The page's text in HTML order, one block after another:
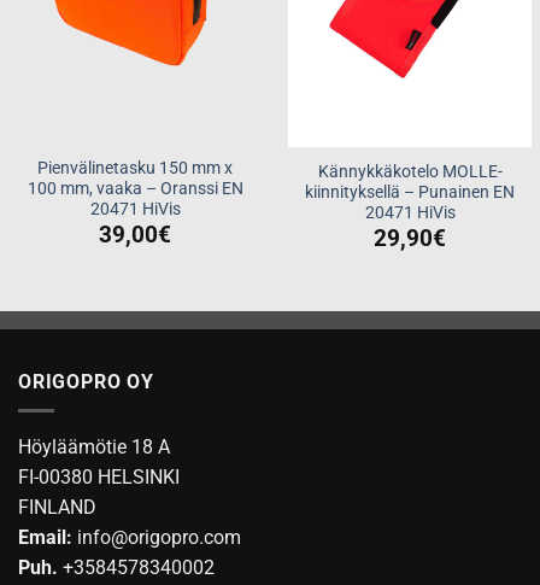
Pienvälinetasku 150 mm x
100 mm, vaaka – Oranssi EN
20471 HiVis
39,00€
Kännykkäkotelo MOLLE-
kiinnityksellä – Punainen EN
20471 HiVis
29,90€
ORIGOPRO OY
Höyläämötie 18 A
FI-00380 HELSINKI
FINLAND
Email: info@origopro.com
Puh. +3584578340002